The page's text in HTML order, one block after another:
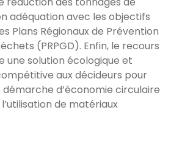
adéquation avec les objectifs
Plans Régionaux de Prévention
(PRPGD). Enfin, le recours
une solution écologique et
aux décideurs pour
démarche d’économie circulaire
de matériaux